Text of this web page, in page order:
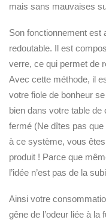
mais sans mauvaises
Son fonctionnement est
redoutable. Il est
verre, ce qui permet de
Avec cette méthode, il
votre fiole de bonheur
bien dans votre table de
fermé (Ne dîtes pas
à ce système, vous
produit ! Parce que
l’idée n’est pas de la
Ainsi votre
gêne de l’odeur liée à